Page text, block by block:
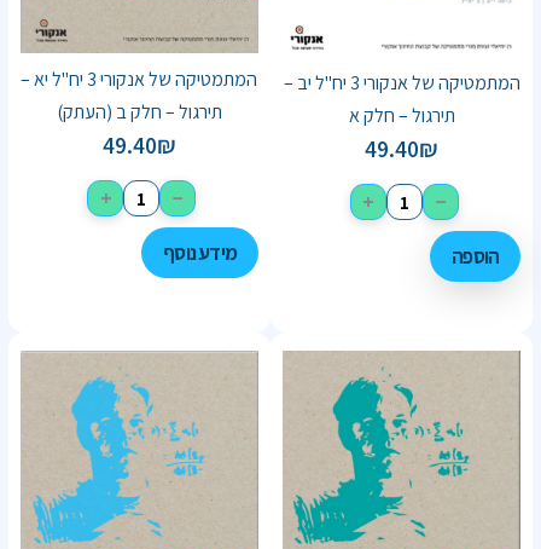
המתמטיקה של אנקורי 3 יח"ל יב –
תירגול – חלק א
49.40₪
−
+
הוספה
המתמטיקה של אנקורי 3 יח"ל יא –
תירגול – חלק ב (העתק)
49.40₪
−
+
מידע נוסף